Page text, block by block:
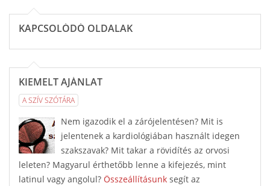
KAPCSOLÓDÓ OLDALAK
KIEMELT AJÁNLAT
A SZÍV SZÓTÁRA
Nem igazodik el a zárójelentésen? Mit is
jelentenek a kardiológiában használt idegen
szakszavak? Mit takar a rövidítés az orvosi
leleten? Magyarul érthetőbb lenne a kifejezés, mint
latinul vagy angolul? Összeállításunk segít az